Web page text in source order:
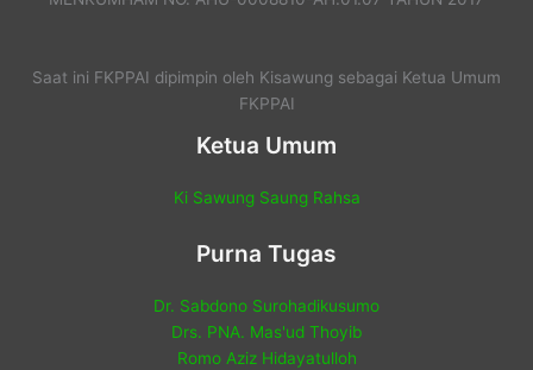
Saat ini FKPPAI dipimpin oleh Kisawung sebagai Ketua Umum
FKPPAI
Ketua Umum
Ki Sawung Saung Rahsa
Purna Tugas
Dr. Sabdono Surohadikusumo
Drs. PNA. Mas'ud Thoyib
Romo Aziz Hidayatulloh